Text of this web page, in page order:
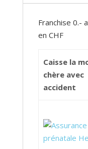
Franchise 0.-
en CHF
Caisse la
chère avec
accident